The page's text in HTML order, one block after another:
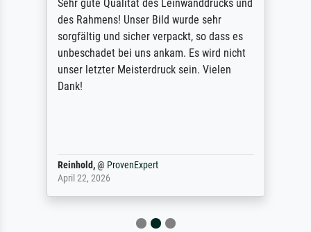
Sehr gute Qualität des Leinwanddrucks und
des Rahmens! Unser Bild wurde sehr
sorgfältig und sicher verpackt, so dass es
unbeschadet bei uns ankam. Es wird nicht
unser letzter Meisterdruck sein. Vielen
Dank!
Reinhold,@ ProvenExpert
April 22, 2026